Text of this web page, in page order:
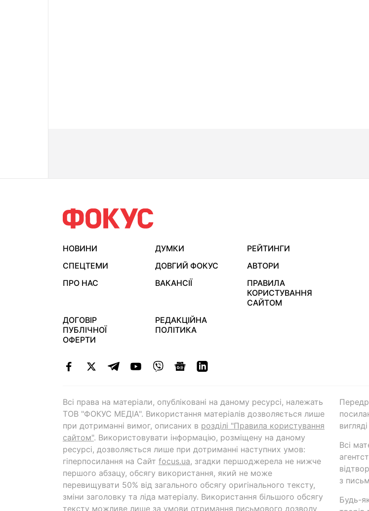
НОВИНИ ДУМКИ
РЕЙТИНГИ
СПЕЦТЕМИ
ДОВГИЙ ФОКУС
АВТОРИ
ПРО НАС
ВАКАНСІЇ
ПРАВИЛА
КОРИСТУВАННЯ
САЙТОМ
ДОГОВІР
ПУБЛІЧНОЇ
ОФЕРТИ
РЕДАКЦІЙНА
ПОЛІТИКА
Всі права на матеріали, опубліковані на даному ресурсі, належать
ТОВ "ФОКУС МЕДІА". Використання матеріалів дозволяється лише
при дотриманні вимог, описаних в розділі "Правила користування
сайтом". Використовувати інформацію, розміщену на даному
ресурсі, дозволяється лише при дотриманні наступних умов:
гіперпосилання на Cайт focus.ua, згадки першоджерела не нижче
першого абзацу, обсягу використання, який не може
перевищувати 50% від загального обсягу оригінального тексту,
зміни заголовку та ліда матеріалу. Використання більшого обсягу
тексту можливе лише за умови отримання письмового дозволу
Всі
з
Будь-